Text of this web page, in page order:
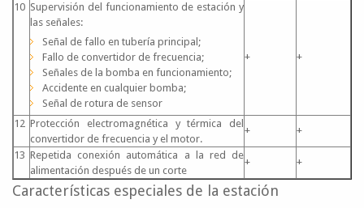
10 Supervisión del funcionamiento de estación y
las señales:
Señal de fallo en tubería principal;
Fallo de convertidor de frecuencia;
Señales de la bomba en funcionamiento;
Accidente en cualquier bomba;
Señal de rotura de sensor
+ +
12 Protección electromagnética y térmica del
convertidor de frecuencia y el motor.
+
+
13 Repetida conexión automática a la red de
alimentación después de un corte
+ +
Características especiales de la estación